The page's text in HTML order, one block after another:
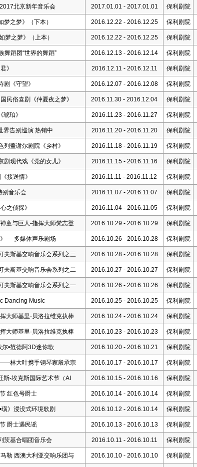
北京新年音乐会 2017.01.01 - 2017.01.01 保利剧院
之梦》（下本） 2016.12.22 - 2016.12.25 保利剧院
梦之梦》（上本） 2016.12.22 - 2016.12.25 保利剧院
舞蹈团“世界的舞蹈” 2016.12.13 - 2016.12.14 保利剧院
》 2016.12.11 - 2016.12.11 保利剧院
剧《守望》 2016.12.07 - 2016.12.08 保利剧院
民俗喜剧《仲夏夜之梦》 2016.11.30 - 2016.12.04 保利剧院
珀》 2016.11.23 - 2016.11.27 保利剧院
告别巡演 热销中 2016.11.20 - 2016.11.20 保利剧院
列盖谢尔剧院《乡村》 2016.11.18 - 2016.11.19 保利剧院
现代戏《党的女儿》 2016.11.15 - 2016.11.16 保利剧院
接送情》 2016.11.11 - 2016.11.12 保利剧院
别音乐会 2016.11.07 - 2016.11.07 保利剧院
之侦探》 2016.11.04 - 2016.11.05 保利剧院
童与巨人-指挥大师梵志登 2016.10.29 - 2016.10.29 保利剧院
----多媒体声乐剧场 2016.10.26 - 2016.10.28 保利剧院
斯基交响音乐会系列之三 2016.10.28 - 2016.10.28 保利剧院
斯基交响音乐会系列之二 2016.10.27 - 2016.10.27 保利剧院
斯基交响音乐会系列之一 2016.10.26 - 2016.10.26 保利剧院
Dancing Music 2016.10.25 - 2016.10.25 保利剧院
大师基里·贝洛拉维克执棒 2016.10.24 - 2016.10.24 保利剧院
大师基里·贝洛拉维克执棒 2016.10.23 - 2016.10.23 保利剧院
•范德阿3D迷你歌 2016.10.20 - 2016.10.21 保利剧院
林大叶携手钢琴家殷承宗 2016.10.17 - 2016.10.17 保利剧院
斯-埃克斯国际艺术节（AI 2016.10.15 - 2016.10.16 保利剧院
红色号爵士 2016.10.14 - 2016.10.14 保利剧院
》浸没式环境歌剧 2016.10.12 - 2016.10.14 保利剧院
爵士遇民谣 2016.10.13 - 2016.10.13 保利剧院
茨基合唱团音乐会 2016.10.11 - 2016.10.11 保利剧院
勒 西澳大利亚交响乐团与 2016.10.10 - 2016.10.10 保利剧院